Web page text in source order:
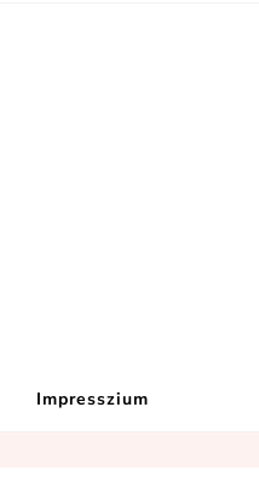
Impresszium